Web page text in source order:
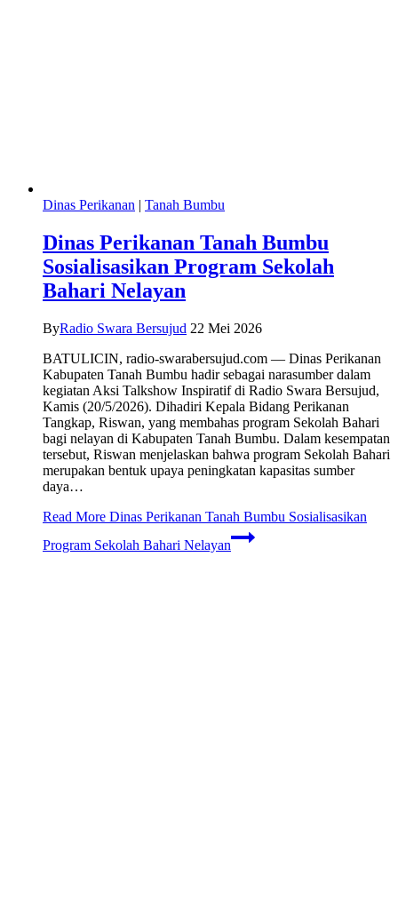
Dinas Perikanan | Tanah Bumbu
Dinas Perikanan Tanah Bumbu
Sosialisasikan Program Sekolah
Bahari Nelayan
ByRadio Swara Bersujud 22 Mei 2026
BATULICIN, radio-swarabersujud.com — Dinas Perikanan
Kabupaten Tanah Bumbu hadir sebagai narasumber dalam
kegiatan Aksi Talkshow Inspiratif di Radio Swara Bersujud,
Kamis (20/5/2026). Dihadiri Kepala Bidang Perikanan
Tangkap, Riswan, yang membahas program Sekolah Bahari
bagi nelayan di Kabupaten Tanah Bumbu. Dalam kesempatan
tersebut, Riswan menjelaskan bahwa program Sekolah Bahari
merupakan bentuk upaya peningkatan kapasitas sumber
daya…
Read More Dinas Perikanan Tanah Bumbu Sosialisasikan
Program Sekolah Bahari Nelayan